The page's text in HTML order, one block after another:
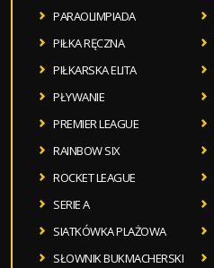
PARAOLIMPIADA
PIŁKA RĘCZNA
PIŁKARSKA ELITA
PŁYWANIE
PREMIER LEAGUE
RAINBOW SIX
ROCKET LEAGUE
SERIE A
SIATKÓWKA PLAŻOWA
SŁOWNIK BUKMACHERSKI